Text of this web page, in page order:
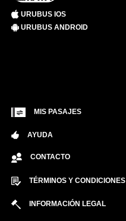
URUBUS IOS
URUBUS ANDROID
MIS PASAJES
AYUDA
CONTACTO
TÉRMINOS Y CONDICIONES
INFORMACIÓN LEGAL